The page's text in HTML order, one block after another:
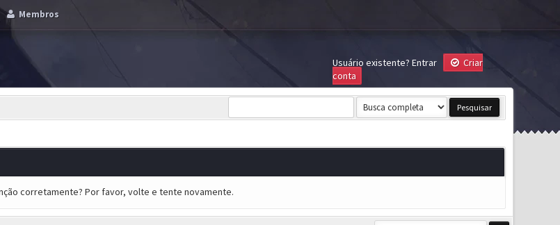
Membros
Usuário existente? Entrar
Criar
conta
corretamente? Por favor, volte e tente novamente.